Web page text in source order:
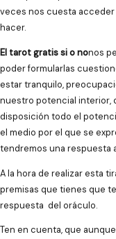
veces nos cuesta acceder
hacer.
El tarot gratis si o nonos
poder formularlas
estar tranquilo,
nuestro potencial interior,
disposición todo el
el medio por el que se
tendremos una respuesta
A la hora de realizar esta
premisas que tienes que
respuesta del oráculo.
Ten en cuenta, que